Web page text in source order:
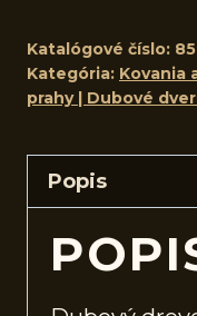
Katalógové číslo:
Kategória: Kovania
prahy | Dubové
Popis